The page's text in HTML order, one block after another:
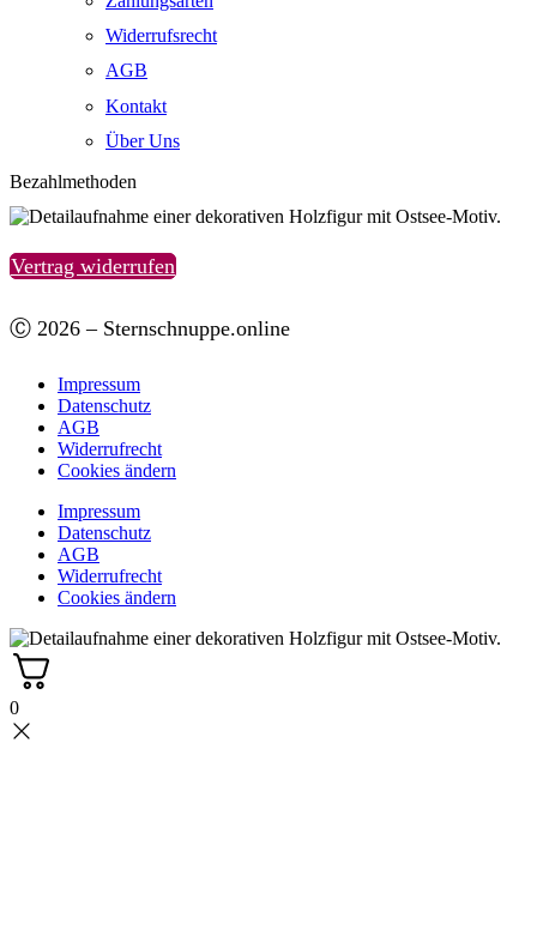
Widerrufsrecht
AGB
Kontakt
Über Uns
Bezahlmethoden
Vertrag widerrufen
Ⓒ 2026 – Sternschnuppe.online
Impressum
Datenschutz
AGB
Widerrufrecht
Cookies ändern
Impressum
Datenschutz
AGB
Widerrufrecht
Cookies ändern
0